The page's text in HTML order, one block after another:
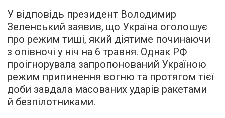
У відповідь президент Володимир
Зеленський заявив, що Україна оголошує
про режим тиші, який діятиме починаючи
з опівночі у ніч на 6 травня. Однак РФ
проігнорувала запропонований Україною
режим припинення вогню та протягом тієї
доби завдала масованих ударів ракетами
й безпілотниками.